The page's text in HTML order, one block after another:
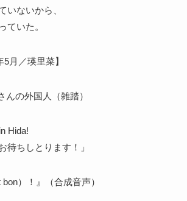
いないから、
ていた。
5月／瑛里菜】
んの外国人（雑踏）
Hida!
待ちしとります！」
bon）！』（合成音声）